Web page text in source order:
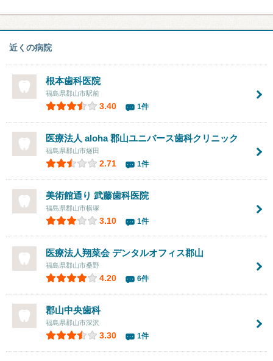
近くの病院
根本歯科医院
福島県郡山市駅前
3.40 1件
医療法人 aloha 郡山ユニバース歯科クリニック
福島県郡山市燧田
2.71 1件
美術館通り 武藤歯科医院
福島県郡山市横塚
3.10 1件
医療法人翔菜会 デンタルオフィス郡山
福島県郡山市桑野
4.20 6件
郡山中央歯科
福島県郡山市深沢
3.30 1件